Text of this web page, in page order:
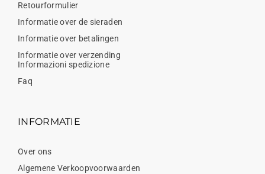
Retourformulier
Informatie over de sieraden
Informatie over betalingen
Informatie over verzending
Informazioni spedizione
Faq
INFORMATIE
Over ons
Algemene Verkoopvoorwaarden